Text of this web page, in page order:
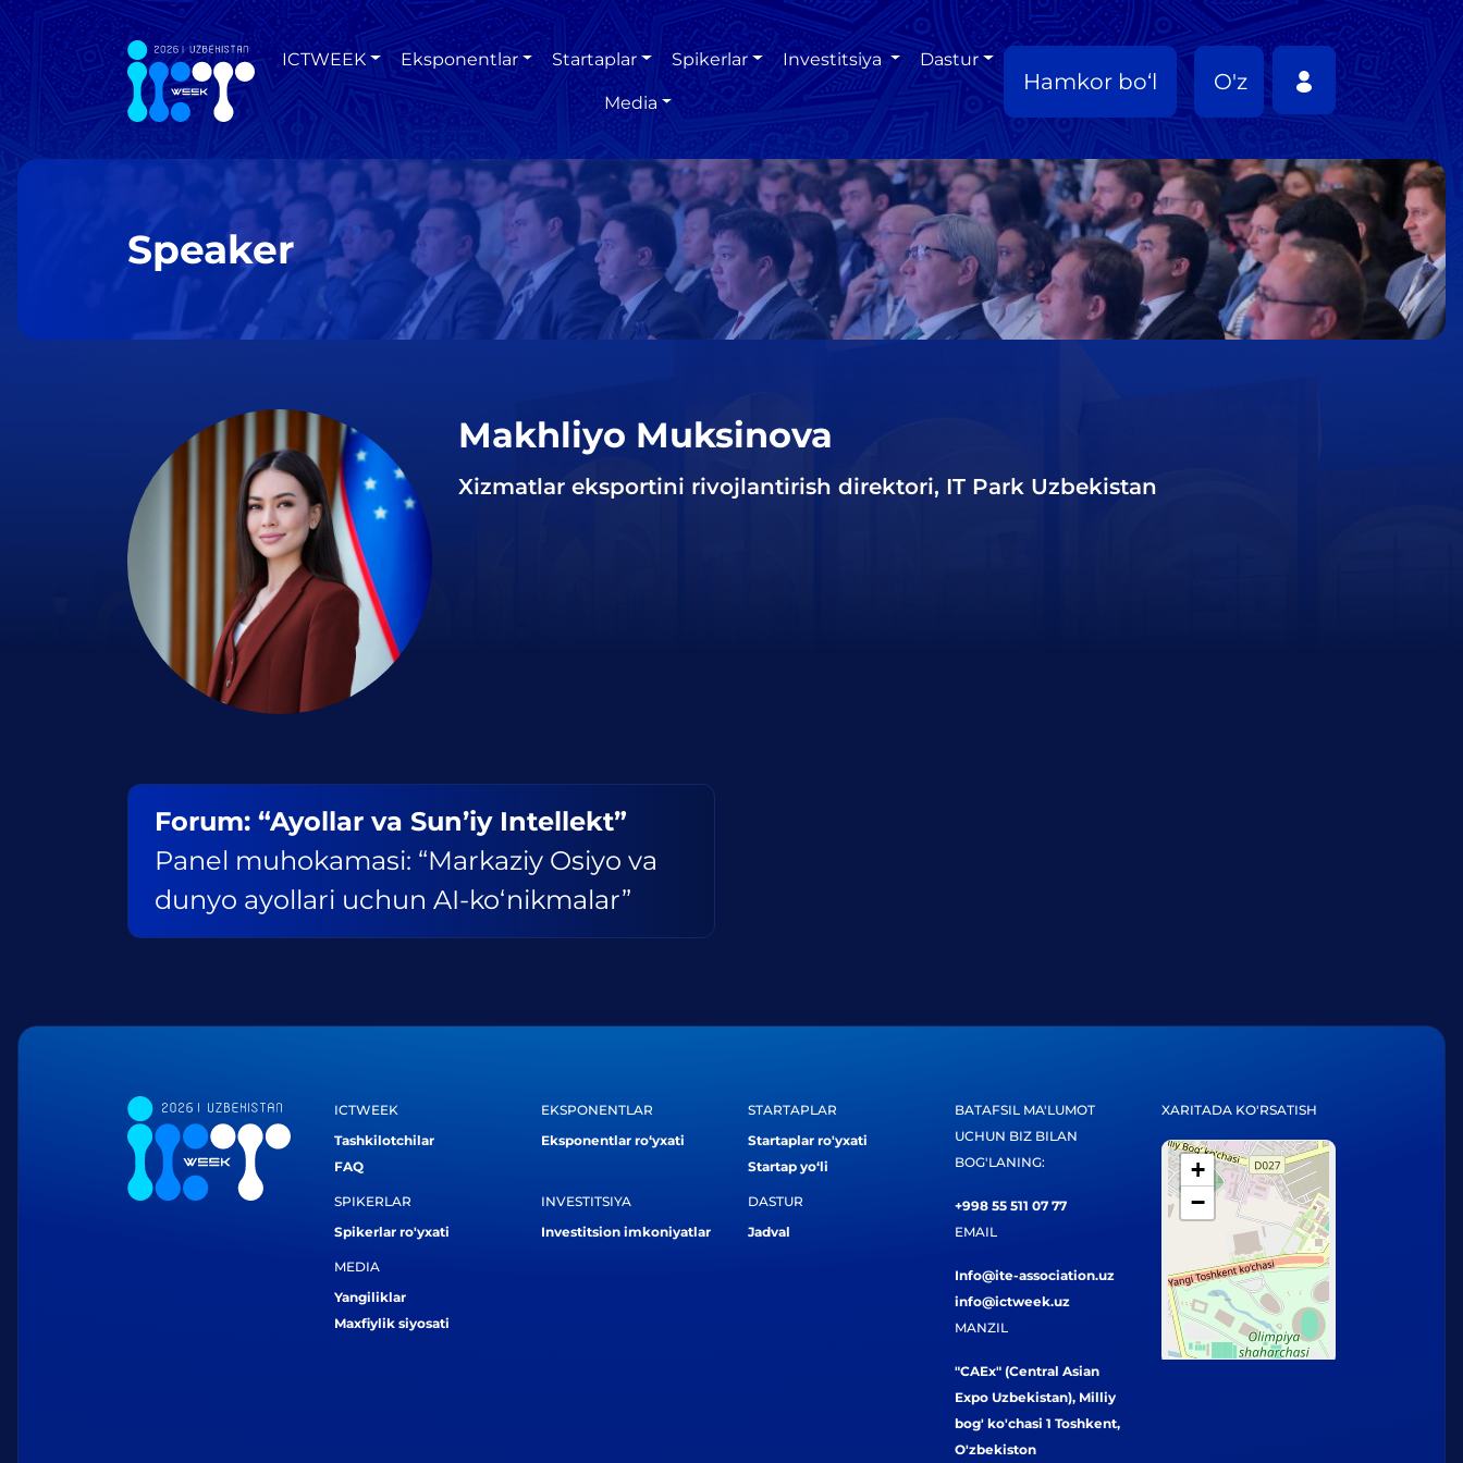
ICTWEEK Eksponentlar Startaplar Spikerlar Investitsiya Dastur
Media
Hamkor bo‘l O'z
Speaker
Makhliyo Muksinova
Xizmatlar eksportini rivojlantirish direktori, IT Park Uzbekistan
Forum: “Ayollar va Sun’iy Intellekt”
Panel muhokamasi: “Markaziy Osiyo va
dunyo ayollari uchun AI-ko‘nikmalar”
ICTWEEK
Tashkilotchilar
FAQ
EKSPONENTLAR
Eksponentlar ro‘yxati
STARTAPLAR
Startaplar ro'yxati
Startap yo‘li
SPIKERLAR
Spikerlar ro'yxati
INVESTITSIYA
Investitsion imkoniyatlar
DASTUR
Jadval
MEDIA
Yangiliklar
Maxfiylik siyosati
BATAFSIL MA'LUMOT
UCHUN BIZ BILAN
BOG'LANING:
+998 55 511 07 77
EMAIL
Info@ite-association.uz
info@ictweek.uz
MANZIL
"CAEx" (Central Asian
Expo Uzbekistan), Milliy
bog' ko'chasi 1 Toshkent,
O'zbekiston
XARITADA KO'RSATISH
+
−